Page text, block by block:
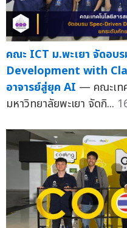
คณะ ICT ม.พะเยา จัดอบ
Development with
อาจารย์สู่ยุค AI — คณะเทค
มหาวิทยาลัยพะเยา จัดกิ...